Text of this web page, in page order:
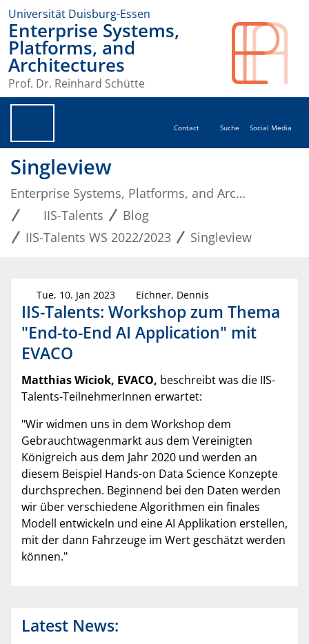
Universität Duisburg-Essen
Enterprise Systems,
Platforms, and
Architectures
Prof. Dr. Reinhard Schütte
Contact Suche Social Media
Singleview
Enterprise Systems, Platforms, and Architectures
IIS-Talents
Blog
IIS-Talents WS 2022/2023
Singleview
Tue, 10. Jan 2023 Eichner, Dennis
IIS-Talents: Workshop zum Thema
"End-to-End AI Application" mit
EVACO
Matthias Wiciok, EVACO, beschreibt was die IIS-
Talents-TeilnehmerInnen erwartet:
"Wir widmen uns in dem Workshop dem
Gebrauchtwagenmarkt aus dem Vereinigten
Königreich aus dem Jahr 2020 und werden an
diesem Beispiel Hands-on Data Science Konzepte
durchsprechen. Beginnend bei den Daten werden
wir über verschiedene Algorithmen ein finales
Modell entwickeln und eine AI Applikation erstellen,
mit der dann Fahrzeuge im Wert geschätzt werden
können."
Latest News: